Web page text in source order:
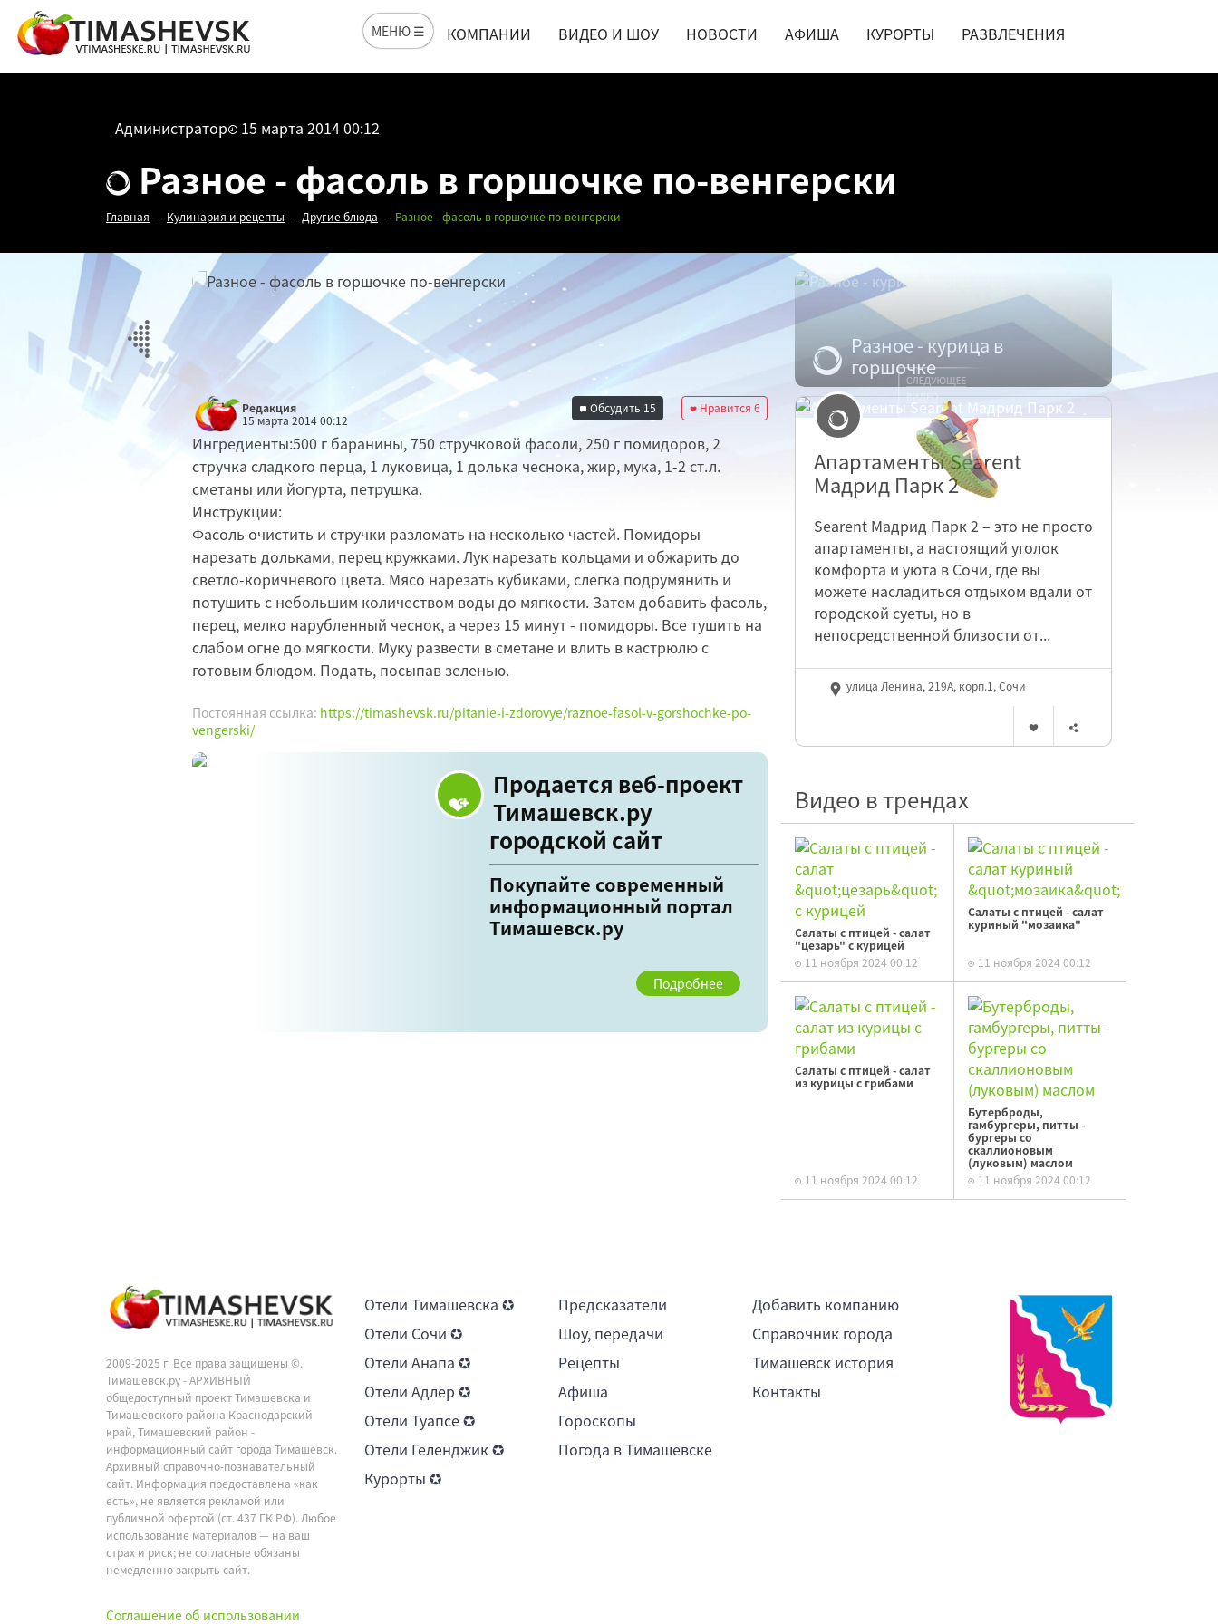
МЕНЮ ☰ КОМПАНИИ ВИДЕО И ШОУ НОВОСТИ АФИША КУРОРТЫ РАЗВЛЕЧЕНИЯ
Администратор 15 марта 2014 00:12
Разное - фасоль в горшочке по-венгерски
Главная Кулинария и рецепты Другие блюда Разное - фасоль в горшочке по-венгерски
Разное - курица в
горшочке
Редакция
15 марта 2014 00:12
Нравится 6
Обсудить 15
Ингредиенты:500 г баранины, 750 стручковой фасоли, 250 г помидоров, 2
стручка сладкого перца, 1 луковица, 1 долька чеснока, жир, мука, 1-2 ст.л.
сметаны или йогурта, петрушка.
Инструкции:
Фасоль очистить и стручки разломать на несколько частей. Помидоры
нарезать дольками, перец кружками. Лук нарезать кольцами и обжарить до
светло-коричневого цвета. Мясо нарезать кубиками, слегка подрумянить и
потушить с небольшим количеством воды до мягкости. Затем добавить фасоль,
перец, мелко нарубленный чеснок, а через 15 минут - помидоры. Все тушить на
слабом огне до мягкости. Муку развести в сметане и влить в кастрюлю с
готовым блюдом. Подать, посыпав зеленью.
Постоянная ссылка: https://timashevsk.ru/pitanie-i-zdorovye/raznoe-fasol-v-gorshochke-po-
vengerski/
Продается веб-проект
Тимашевск.ру
городской сайт
Покупайте современный
информационный портал
Тимашевск.ру
Подробнее
Апартаменты Searent
Мадрид Парк 2
Searent Мадрид Парк 2 – это не просто
апартаменты, а настоящий уголок
комфорта и уюта в Сочи, где вы
можете насладиться отдыхом вдали от
городской суеты, но в
непосредственной близости от...
улица Ленина, 219А, корп.1, Сочи
Видео в трендах
Салаты с птицей - салат
"цезарь" с курицей
11 ноября 2024 00:12
Салаты с птицей - салат
куриный "мозаика"
11 ноября 2024 00:12
Салаты с птицей - салат
из курицы с грибами
11 ноября 2024 00:12
Бутерброды,
гамбургеры, питты -
бургеры со
скаллионовым
(луковым) маслом
11 ноября 2024 00:12
2009-2025 г. Все права защищены ©.
Тимашевск.ру - АРХИВНЫЙ
общедоступный проект Тимашевска и
Тимашевского района Краснодарский
край, Тимашевский район -
информационный сайт города Тимашевск.
Архивный справочно-познавательный
сайт. Информация предоставлена «как
есть», не является рекламой или
публичной офертой (ст. 437 ГК РФ). Любое
использование материалов — на ваш
страх и риск; не согласные обязаны
немедленно закрыть сайт.
Соглашение об использовании
Отели Тимашевска ✪
Отели Сочи ✪
Отели Анапа ✪
Отели Адлер ✪
Отели Туапсе ✪
Отели Геленджик ✪
Курорты ✪
Предсказатели
Шоу, передачи
Рецепты
Афиша
Гороскопы
Погода в Тимашевске
Добавить компанию
Справочник города
Тимашевск история
Контакты